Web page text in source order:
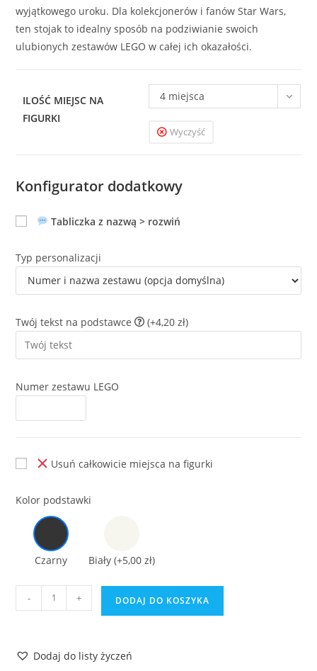
wyjątkowego uroku. Dla kolekcjonerów i fanów Star Wars,
ten stojak to idealny sposób na podziwianie swoich
ulubionych zestawów LEGO w całej ich okazałości.
ILOŚĆ MIEJSC NA
FIGURKI
4 miejsca
Wyczyść
Konfigurator dodatkowy
Tabliczka z nazwą > rozwiń
Typ personalizacji
Twój tekst na podstawce (+4,20 zł)
Numer zestawu LEGO
Usuń całkowicie miejsca na figurki
Kolor podstawki
Czarny Biały(+5,00 zł)
Podstawka
Star
- + DODAJ DO KOSZYKA
Dodaj do listy życzeń